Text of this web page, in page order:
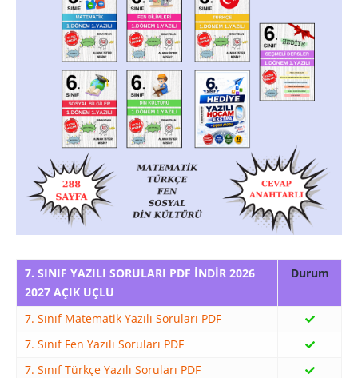
7. SINIF YAZILI SORULARI PDF İNDİR 2026
2027 AÇIK UÇLU
7. Sınıf Matematik Yazılı Soruları PDF
7. Sınıf Fen Yazılı Soruları PDF
7. Sınıf Türkçe Yazılı Soruları PDF